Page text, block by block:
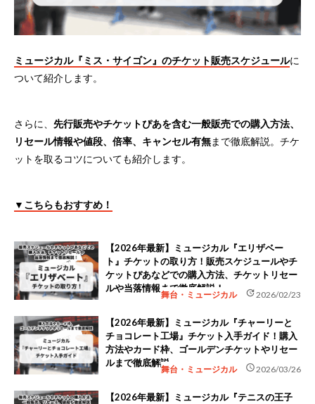
ミュージカル『ミス・サイゴン』のチケット販売スケジュールに
ついて紹介します。
さらに、 先行販売やチケットぴあを含む一般販売での購入方法、
リセール情報や値段、倍率、キャンセル有無まで徹底解説。チケ
ットを取るコツについても紹介します。
▼こちらもおすすめ！
【2026年最新】ミュージカル『エリザベー
ト』チケットの取り方！販売スケジュールやチ
ケットぴあなどでの購入方法、チケットリセー
ルや当落情報まで徹底解説！
舞台・ミュージカル update2026/02/23
【2026年最新】ミュージカル『チャーリーと
チョコレート工場』チケット入手ガイド！購入
方法やカード枠、ゴールデンチケットやリセー
ルまで徹底解説
舞台・ミュージカル schedule2026/03/26
【2026年最新】ミュージカル『テニスの王子